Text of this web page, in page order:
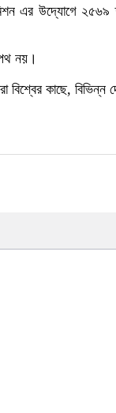
এর উদ্যোগে
নয়।
কাছে,